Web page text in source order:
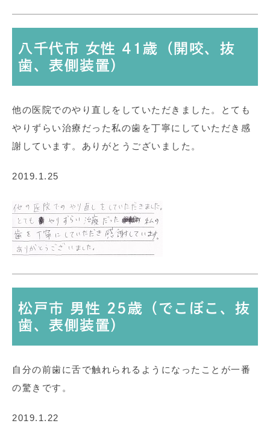
八千代市 女性 41歳（開咬、抜
歯、表側装置）
他の医院でのやり直しをしていただきました。とても
やりずらい治療だった私の歯を丁寧にしていただき感
謝しています。ありがとうございました。
2019.1.25
松戸市 男性 25歳（でこぼこ、抜
歯、表側装置）
自分の前歯に舌で触れられるようになったことが一番
の驚きです。
2019.1.22